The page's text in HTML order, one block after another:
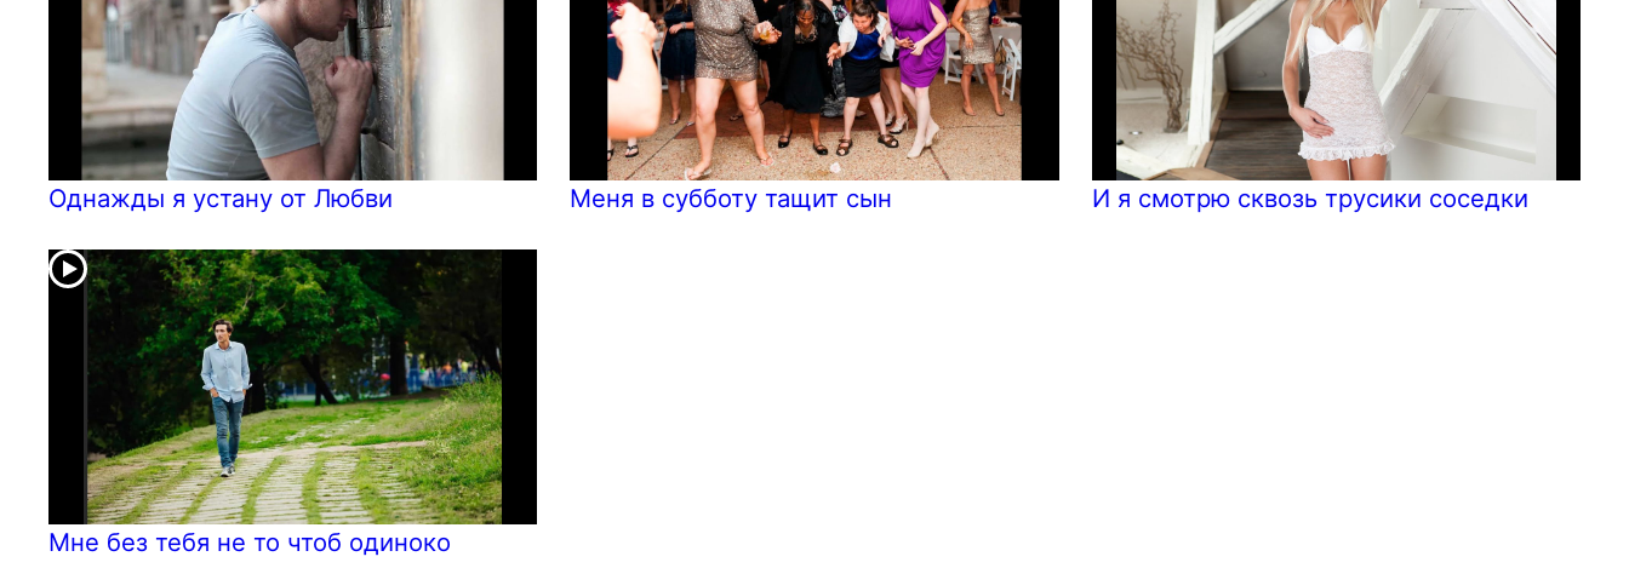
Однажды я устану от Любви Меня в субботу тащит сын И я смотрю сквозь трусики соседки
Мне без тебя не то чтоб одиноко